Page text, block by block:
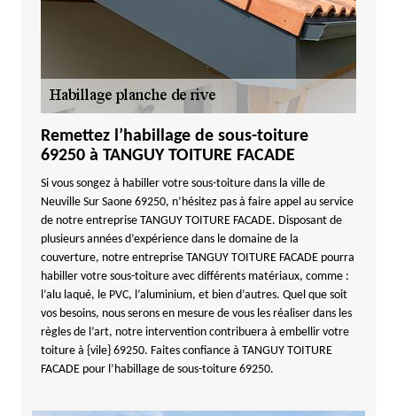
Remettez l’habillage de sous-toiture
69250 à TANGUY TOITURE FACADE
Si vous songez à habiller votre sous-toiture dans la ville de
Neuville Sur Saone 69250, n’hésitez pas à faire appel au service
de notre entreprise TANGUY TOITURE FACADE. Disposant de
plusieurs années d’expérience dans le domaine de la
couverture, notre entreprise TANGUY TOITURE FACADE pourra
habiller votre sous-toiture avec différents matériaux, comme :
l’alu laqué, le PVC, l’aluminium, et bien d’autres. Quel que soit
vos besoins, nous serons en mesure de vous les réaliser dans les
règles de l’art, notre intervention contribuera à embellir votre
toiture à {vile} 69250. Faites confiance à TANGUY TOITURE
FACADE pour l’habillage de sous-toiture 69250.